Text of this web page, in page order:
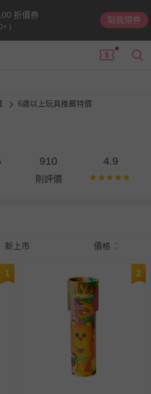
折價券
)
點我領券
6歲以上玩具推薦特價
910
則評價
4.9
新上市 價格
1 2